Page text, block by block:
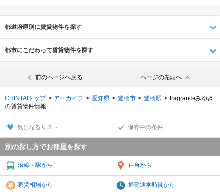
都道府県別に賃貸物件を探す
都市にこだわって賃貸物件を探す
前のページへ戻る ページの先頭へ
CHINTAIトップ アーカイブ 愛知県 豊橋市 豊橋駅
fragranceみゆき
の賃貸物件情報
気になるリスト 保存中の条件
別の探し方でお部屋を探す
沿線・駅から 住所から
家賃相場から 通勤通学時間から